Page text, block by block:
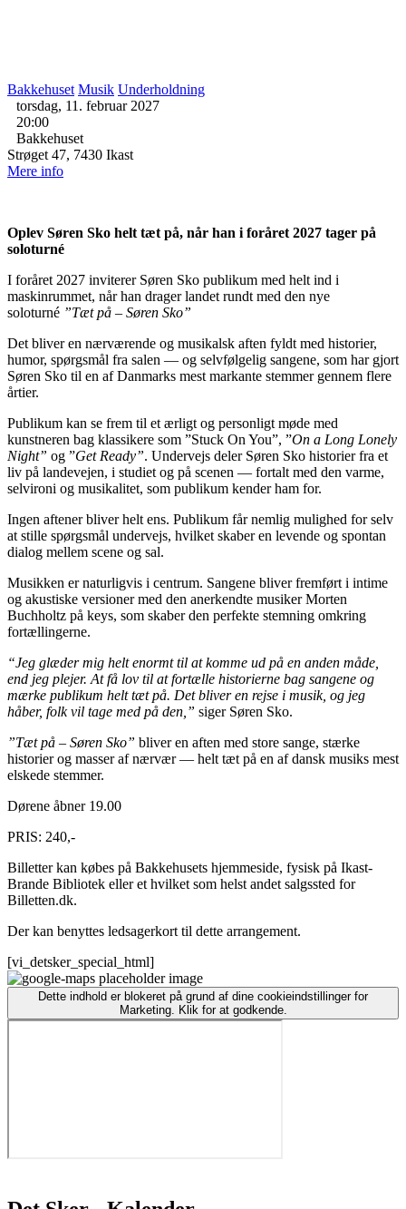
Bakkehuset Musik Underholdning
torsdag, 11. februar 2027
20:00
Bakkehuset
Strøget 47, 7430 Ikast
Mere info
Oplev Søren Sko helt tæt på, når han i foråret 2027 tager på
soloturné
I foråret 2027 inviterer Søren Sko publikum med helt ind i
maskinrummet, når han drager landet rundt med den nye
soloturné ”Tæt på – Søren Sko”
Det bliver en nærværende og musikalsk aften fyldt med historier,
humor, spørgsmål fra salen — og selvfølgelig sangene, som har gjort
Søren Sko til en af Danmarks mest markante stemmer gennem flere
årtier.
Publikum kan se frem til et ærligt og personligt møde med
kunstneren bag klassikere som ”Stuck On You”, ”On a Long Lonely
Night” og ”Get Ready”. Undervejs deler Søren Sko historier fra et
liv på landevejen, i studiet og på scenen — fortalt med den varme,
selvironi og musikalitet, som publikum kender ham for.
Ingen aftener bliver helt ens. Publikum får nemlig mulighed for selv
at stille spørgsmål undervejs, hvilket skaber en levende og spontan
dialog mellem scene og sal.
Musikken er naturligvis i centrum. Sangene bliver fremført i intime
og akustiske versioner med den anerkendte musiker Morten
Buchholtz på keys, som skaber den perfekte stemning omkring
fortællingerne.
“Jeg glæder mig helt enormt til at komme ud på en anden måde,
end jeg plejer. At få lov til at fortælle historierne bag sangene og
mærke publikum helt tæt på. Det bliver en rejse i musik, og jeg
håber, folk vil tage med på den,” siger Søren Sko.
”Tæt på – Søren Sko” bliver en aften med store sange, stærke
historier og masser af nærvær — helt tæt på en af dansk musiks mest
elskede stemmer.
Dørene åbner 19.00
PRIS: 240,-
Billetter kan købes på Bakkehusets hjemmeside, fysisk på Ikast-
Brande Bibliotek eller et hvilket som helst andet salgssted for
Billetten.dk.
Der kan benyttes ledsagerkort til dette arrangement.
[vi_detsker_special_html]
Dette indhold er blokeret på grund af dine cookieindstillinger for
Marketing. Klik for at godkende.